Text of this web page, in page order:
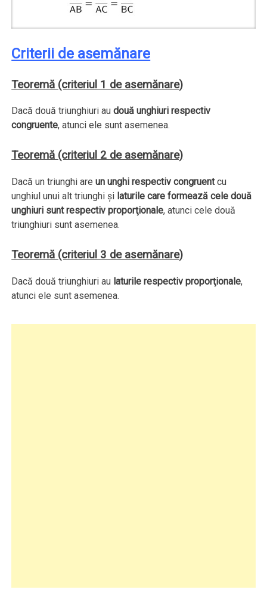
Criterii de asemănare
Teoremă (criteriul 1 de asemănare)
Dacă două triunghiuri audouă unghiuri respectiv
congruente, atunci ele sunt asemenea.
Teoremă (criteriul 2 de asemănare)
Dacă un triunghi areun unghi respectiv congruentcu
unghiul unui alt triunghi şi laturile care formează cele două
unghiuri sunt respectiv proporţionale, atunci cele două
triunghiuri sunt asemenea.
Teoremă (criteriul 3 de asemănare)
Dacă două triunghiuri au laturile respectiv proporţionale,
atunci ele sunt asemenea.